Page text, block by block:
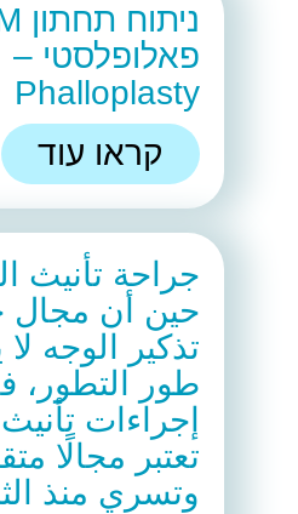
פאלופלסטי –
Phalloplasty
קראו עוד
جراحة تأنيث
حين أن مجال
تذكير الوجه
طور التطور،
إجراءات
تعتبر مجالًا
وتسري منذ